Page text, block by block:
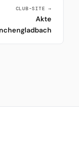
CLUB-SITE →
Akte